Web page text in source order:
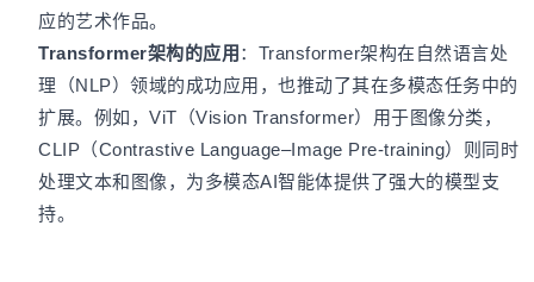
应的艺术作品。
Transformer架构的应用 ：Transformer架构在自然语言处
理（NLP）领域的成功应用，也推动了其在多模态任务中的
扩展。例如，ViT（Vision Transformer）用于图像分类，
CLIP（Contrastive Language–Image Pre-training）则同时
处理文本和图像，为多模态AI智能体提供了强大的模型支
持。